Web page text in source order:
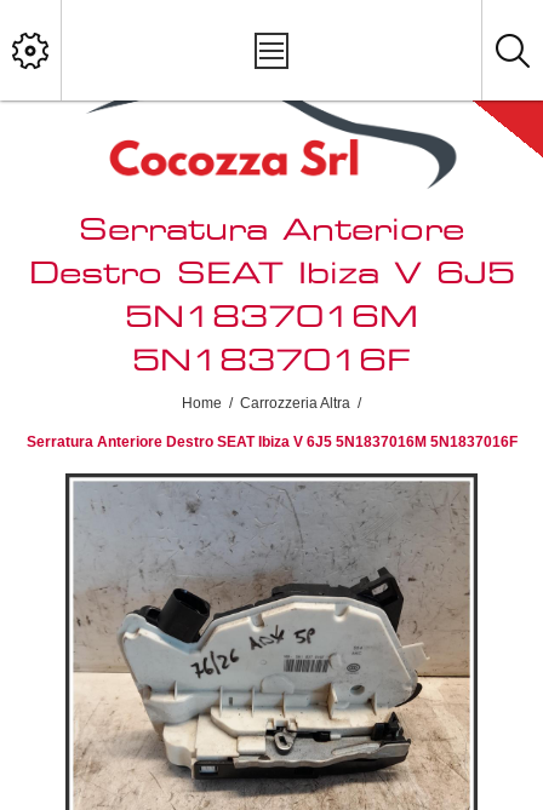
Serratura Anteriore
Destro SEAT Ibiza V 6J5
5N1837016M
5N1837016F
Home / Carrozzeria Altra /
Serratura Anteriore Destro SEAT Ibiza V 6J5 5N1837016M 5N1837016F